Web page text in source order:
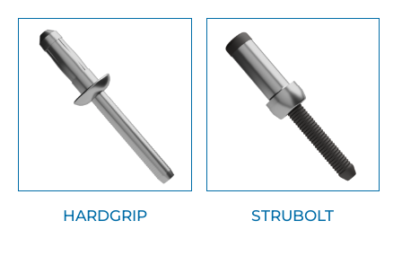
HARDGRIP STRUBOLT